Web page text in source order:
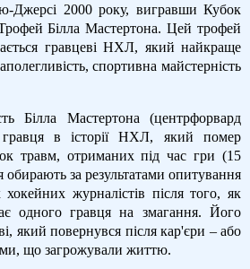
Джерсі 2000 року, вигравши Кубок
Білла Мастертона. Цей трофей
гравцеві НХЛ, який найкраще
спортивна майстерність
Білла Мастертона (центрфорвард
в історії НХЛ, який помер
травм, отриманих під час гри (15
за результатами опитування
хокейних журналістів після того, як
одного гравця на змагання. Його
який повернувся після кар'єри – або
що загрожували життю.